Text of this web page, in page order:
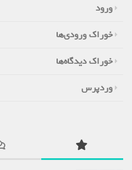
ورود
خوراک ورودی‌ها
خوراک دیدگاه‌ها
وردپرس